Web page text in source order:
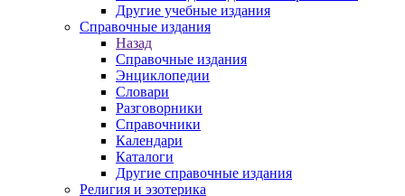
Другие учебные издания
Справочные издания
Назад
Справочные издания
Энциклопедии
Словари
Разговорники
Справочники
Календари
Каталоги
Другие справочные издания
Религия и эзотерика